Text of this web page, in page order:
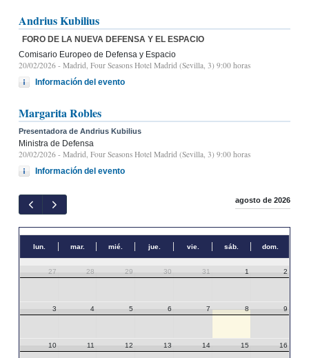
Andrius Kubilius
FORO DE LA NUEVA DEFENSA Y EL ESPACIO
Comisario Europeo de Defensa y Espacio
20/02/2026 - Madrid, Four Seasons Hotel Madrid (Sevilla, 3) 9:00 horas
Información del evento
Margarita Robles
Presentadora de Andrius Kubilius
Ministra de Defensa
20/02/2026 - Madrid, Four Seasons Hotel Madrid (Sevilla, 3) 9:00 horas
Información del evento
agosto de 2026
lun. mar. mié. jue. vie. sáb. dom.
27 28 29 30 31 1 2
3 4 5 6 7 8 9
10 11 12 13 14 15 16